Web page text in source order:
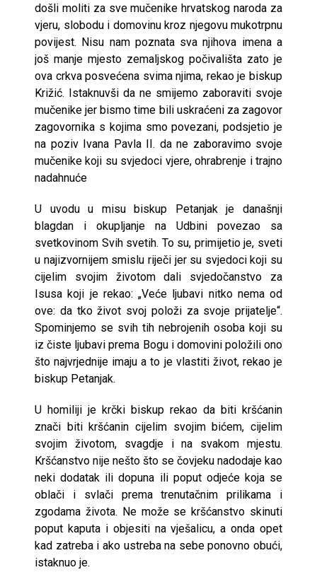
došli moliti za sve mučenike hrvatskog naroda za
vjeru, slobodu i domovinu kroz njegovu mukotrpnu
povijest. Nisu nam poznata sva njihova imena a
još manje mjesto zemaljskog počivališta zato je
ova crkva posvećena svima njima, rekao je biskup
Križić. Istaknuvši da ne smijemo zaboraviti svoje
mučenike jer bismo time bili uskraćeni za zagovor
zagovornika s kojima smo povezani, podsjetio je
na poziv Ivana Pavla II. da ne zaboravimo svoje
mučenike koji su svjedoci vjere, ohrabrenje i trajno
nadahnuće
U uvodu u misu biskup Petanjak je današnji
blagdan i okupljanje na Udbini povezao sa
svetkovinom Svih svetih. To su, primijetio je, sveti
u najizvornijem smislu riječi jer su svjedoci koji su
cijelim svojim životom dali svjedočanstvo za
Isusa koji je rekao: „Veće ljubavi nitko nema od
ove: da tko život svoj položi za svoje prijatelje“.
Spominjemo se svih tih nebrojenih osoba koji su
iz čiste ljubavi prema Bogu i domovini položili ono
što najvrjednije imaju a to je vlastiti život, rekao je
biskup Petanjak.
U homiliji je krčki biskup rekao da biti kršćanin
znači biti kršćanin cijelim svojim bićem, cijelim
svojim životom, svagdje i na svakom mjestu.
Kršćanstvo nije nešto što se čovjeku nadodaje kao
neki dodatak ili dopuna ili poput odjeće koja se
oblači i svlači prema trenutačnim prilikama i
zgodama života. Ne može se kršćanstvo skinuti
poput kaputa i objesiti na vješalicu, a onda opet
kad zatreba i ako ustreba na sebe ponovno obući,
istaknuo je.